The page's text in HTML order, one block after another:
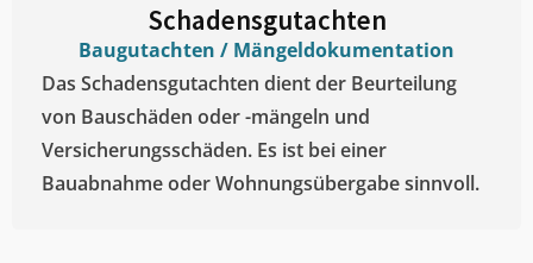
Schadensgutachten
Baugutachten / Mängeldokumentation
Das Schadensgutachten dient der Beurteilung
von Bauschäden oder -mängeln und
Versicherungsschäden. Es ist bei einer
Bauabnahme oder Wohnungsübergabe sinnvoll.